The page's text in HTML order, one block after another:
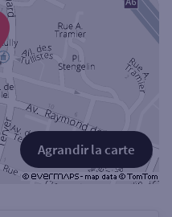
Agrandir la carte